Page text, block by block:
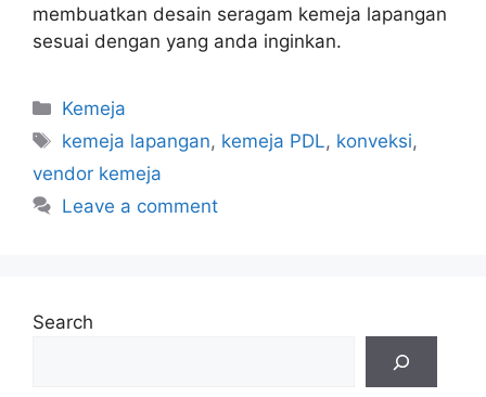
membuatkan desain seragam kemeja lapangan
sesuai dengan yang anda inginkan.
Kemeja
kemeja lapangan, kemeja PDL, konveksi,
vendor kemeja
Leave a comment
Search